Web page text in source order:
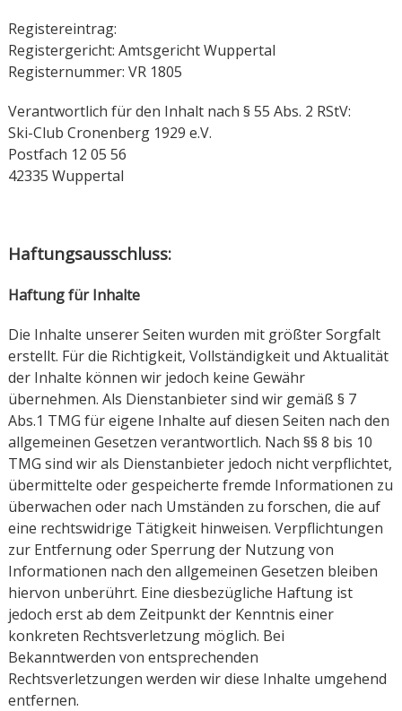
Registereintrag:
Registergericht: Amtsgericht Wuppertal
Registernummer: VR 1805
Verantwortlich für den Inhalt nach § 55 Abs. 2 RStV:
Ski-Club Cronenberg 1929 e.V.
Postfach 12 05 56
42335 Wuppertal
Haftungsausschluss:
Haftung für Inhalte
Die Inhalte unserer Seiten wurden mit größter Sorgfalt
erstellt. Für die Richtigkeit, Vollständigkeit und Aktualität
der Inhalte können wir jedoch keine Gewähr
übernehmen. Als Dienstanbieter sind wir gemäß § 7
Abs.1 TMG für eigene Inhalte auf diesen Seiten nach den
allgemeinen Gesetzen verantwortlich. Nach §§ 8 bis 10
TMG sind wir als Dienstanbieter jedoch nicht verpflichtet,
übermittelte oder gespeicherte fremde Informationen zu
überwachen oder nach Umständen zu forschen, die auf
eine rechtswidrige Tätigkeit hinweisen. Verpflichtungen
zur Entfernung oder Sperrung der Nutzung von
Informationen nach den allgemeinen Gesetzen bleiben
hiervon unberührt. Eine diesbezügliche Haftung ist
jedoch erst ab dem Zeitpunkt der Kenntnis einer
konkreten Rechtsverletzung möglich. Bei
Bekanntwerden von entsprechenden
Rechtsverletzungen werden wir diese Inhalte umgehend
entfernen.